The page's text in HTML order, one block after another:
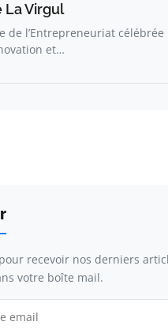
La Virgul
de l’Entrepreneuriat
et…
recevoir nos derniers
votre boîte mail.